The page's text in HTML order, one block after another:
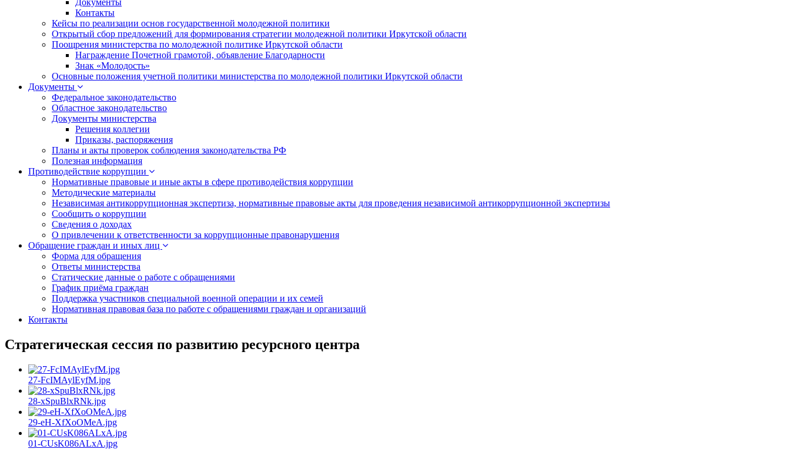
Документы
Контакты
Кейсы по реализации основ государственной молодежной политики
Открытый сбор предложений для формирования стратегии молодежной политики Иркутской области
Поощрения министерства по молодежной политике Иркутской области
Награждение Почетной грамотой, объявление Благодарности
Знак «Молодость»
Основные положения учетной политики министерства по молодежной политики Иркутской области
Документы
Федеральное законодательство
Областное законодательство
Документы министерства
Решения коллегии
Приказы, распоряжения
Планы и акты проверок соблюдения законодательства РФ
Полезная информация
Противодействие коррупции
Нормативные правовые и иные акты в сфере противодействия коррупции
Методические материалы
Независимая антикоррупционная экспертиза, нормативные правовые акты для проведения независимой антикоррупционной экспертизы
Сообщить о коррупции
Сведения о доходах
О привлечении к ответственности за коррупционные правонарушения
Обращение граждан и иных лиц
Форма для обращения
Ответы министерства
Статические данные о работе с обращениями
График приёма граждан
Поддержка участников специальной военной операции и их семей
Нормативная правовая база по работе с обращениями граждан и организаций
Контакты
Стратегическая сессия по развитию ресурсного центра
27-FcIMAylEyfM.jpg
28-xSpuBlxRNk.jpg
29-eH-XfXoOMeA.jpg
01-CUsK086ALxA.jpg